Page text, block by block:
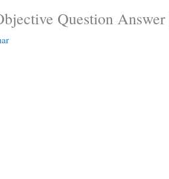
Question